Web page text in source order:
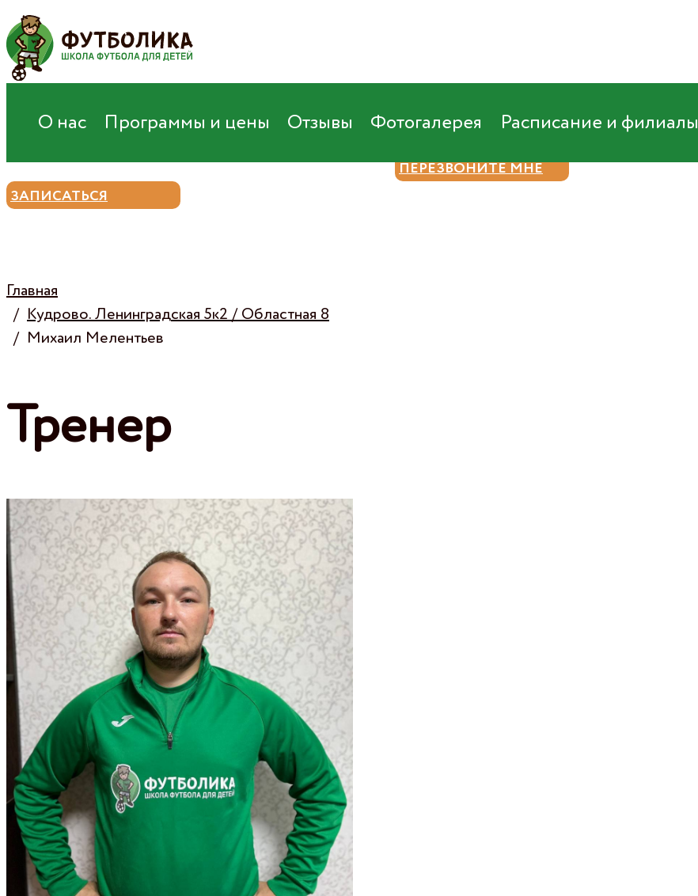
ПЕРЕЗВОНИТЕ МНЕ
ЗАПИСАТЬСЯ
О нас Программы и цены Отзывы Фотогалерея Расписание и филиалы
Главная
Кудрово. Ленинградская 5к2 / Областная 8
Михаил Мелентьев
Тренер